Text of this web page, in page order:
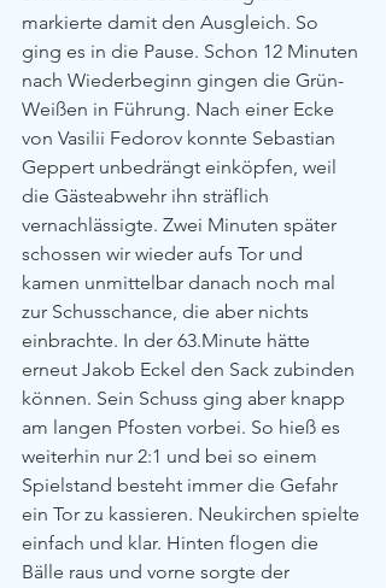
markierte damit den Ausgleich. So
ging es in die Pause. Schon 12 Minuten
nach Wiederbeginn gingen die Grün-
Weißen in Führung. Nach einer Ecke
von Vasilii Fedorov konnte Sebastian
Geppert unbedrängt einköpfen, weil
die Gästeabwehr ihn sträflich
vernachlässigte. Zwei Minuten später
schossen wir wieder aufs Tor und
kamen unmittelbar danach noch mal
zur Schusschance, die aber nichts
einbrachte. In der 63.Minute hätte
erneut Jakob Eckel den Sack zubinden
können. Sein Schuss ging aber knapp
am langen Pfosten vorbei. So hieß es
weiterhin nur 2:1 und bei so einem
Spielstand besteht immer die Gefahr
ein Tor zu kassieren. Neukirchen spielte
einfach und klar. Hinten flogen die
Bälle raus und vorne sorgte der